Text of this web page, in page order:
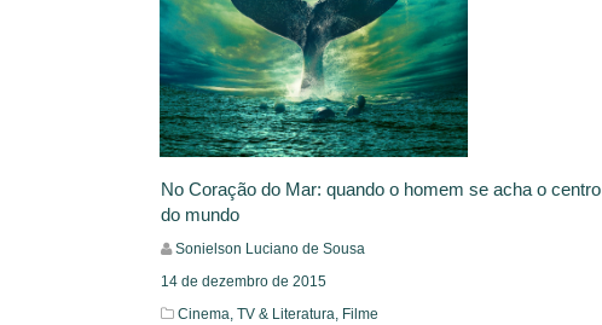
No Coração do Mar: quando o homem se acha o centro
do mundo
Sonielson Luciano de Sousa
14 de dezembro de 2015
Cinema, TV & Literatura, Filme